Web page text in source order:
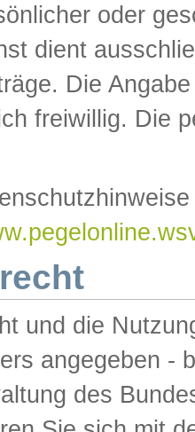
oder
dient
Die
freiwillig. Die
und die
angegeben -
des